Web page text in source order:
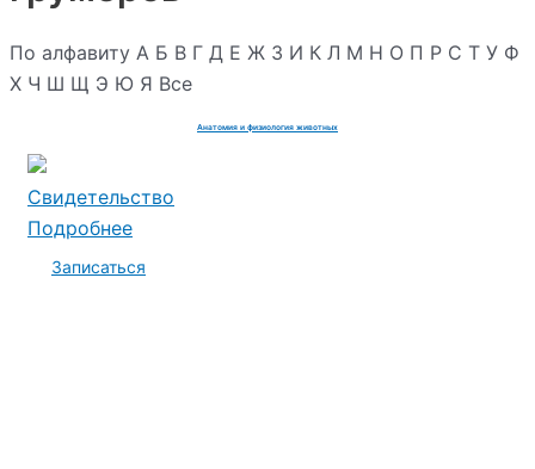
По алфавиту А Б В Г Д Е Ж З И К Л М Н О П Р С Т У Ф
Х Ч Ш Щ Э Ю Я Все
Анатомия и физиология животных
Свидетельство
Подробнее
Записаться